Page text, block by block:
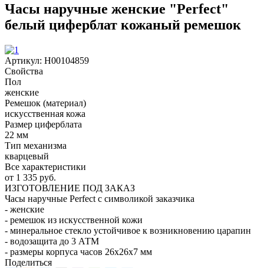
Часы наручные женские "Perfect"
белый циферблат кожаный ремешок
Артикул: Н00104859
Свойства
Пол
женские
Ремешок (материал)
искусственная кожа
Размер циферблата
22 мм
Тип механизма
кварцевый
Все характеристики
от 1 335 руб.
ИЗГОТОВЛЕНИЕ ПОД ЗАКАЗ
Часы наручные Perfect с символикой заказчика
- женские
- ремешок из искусственной кожи
- минеральное стекло устойчивое к возникновению царапин
- водозащита до 3 АТМ
- размеры корпуса часов 26х26х7 мм
Поделиться